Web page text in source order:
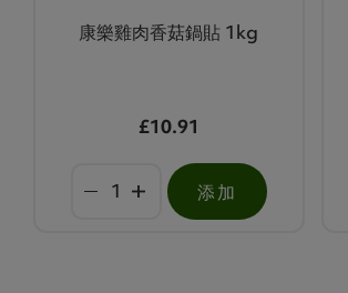
康樂雞肉香菇鍋貼 1kg
£10.91
添加